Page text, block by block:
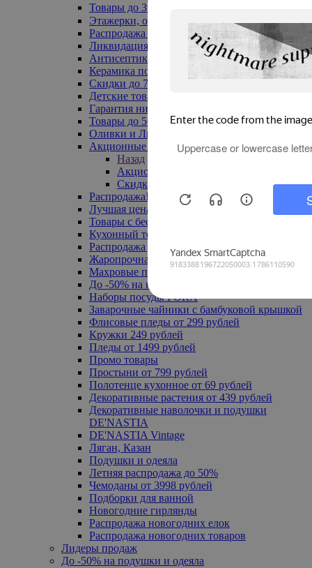
Товары до 399₽
Этажерки, обувницы
Распродажа текстиля до -50%
Ликвидация до -70%
Антисептики
Керамика по 129 руб
Скидки до 70%
Детские товары
Гарантия низкой цены
Товары до 500 руб
Оливки и Лимоны
Акционные товары
Назад
Акционные товары
Скидка 20% по промокоду
Распродажа! Ульяновск до -70%
Лучшая цена
Товары с бесплатной доставкой
Кухонный текстиль
Распродажа до -50%
Жаропрочная посуда
Махровые полотенца
До -50% на ковры
Наборы посуды FORA
Заварочные чайники с бамбуковой крышкой
Флисовые пледы от 299 рублей
Кружки 249 рублей
Пледы от 1499 рублей
Промо товары
Простыни от 799 рублей
Полотенце кухонное от 69 рублей
Декоративные растения от 439 рублей
Декоративные наволочки и подушки
DE'NASTIA
DE'NASTIA Vintage
Ляган, Казан
Подушки и одеяла
Летняя распродажа до 50%
Чемоданы от 3998 рублей
Подборки для ванной
Новогодние гирлянды
Распродажа новогодних елок
Распродажа новогодних товаров
Лидеры продаж
До -50% на подушки и одеяла